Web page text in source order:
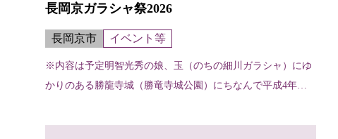
長岡京ガラシャ祭2026
長岡京市 イベント等
※内容は予定明智光秀の娘、玉（のちの細川ガラシャ）にゆ
かりのある勝龍寺城（勝竜寺城公園）にちなんで平成4年か